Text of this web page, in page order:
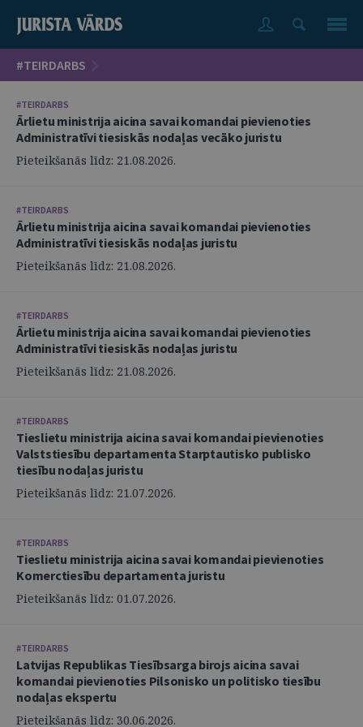
#TEIRDARBS
#TEIRDARBS
Ārlietu ministrija aicina savai komandai pievienoties
Administratīvi tiesiskās nodaļas vecāko juristu
Pieteikšanās līdz: 21.08.2026.
#TEIRDARBS
Ārlietu ministrija aicina savai komandai pievienoties
Administratīvi tiesiskās nodaļas juristu
Pieteikšanās līdz: 21.08.2026.
#TEIRDARBS
Ārlietu ministrija aicina savai komandai pievienoties
Administratīvi tiesiskās nodaļas juristu
Pieteikšanās līdz: 21.08.2026.
#TEIRDARBS
Tieslietu ministrija aicina savai komandai pievienoties
Valststiesību departamenta Starptautisko publisko
tiesību nodaļas juristu
Pieteikšanās līdz: 21.07.2026.
#TEIRDARBS
Tieslietu ministrija aicina savai komandai pievienoties
Komerctiesību departamenta juristu
Pieteikšanās līdz: 01.07.2026.
#TEIRDARBS
Latvijas Republikas Tiesībsarga birojs aicina savai
komandai pievienoties Pilsonisko un politisko tiesību
nodaļas ekspertu
Pieteikšanās līdz: 30.06.2026.